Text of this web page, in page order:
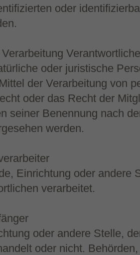
oder
oder juristische
der Verarbeitung von
oder das Recht der
seiner Benennung nach
werden.
Einrichtung oder andere
verarbeitet.
oder andere Stelle,
oder nicht.